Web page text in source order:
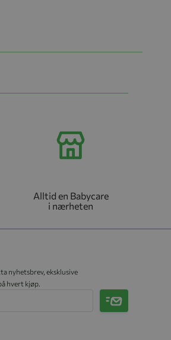
Alltid en Babycare
i nærheten
nyhetsbrev, eksklusive
hvert kjøp.
Meld på